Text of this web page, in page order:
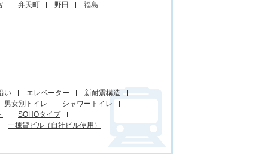
弁天町 野田 福島
い エレベーター
新耐震構造
男女別トイレ
シャワートイレ
SOHOタイプ
一棟貸ビル（自社ビル使用）